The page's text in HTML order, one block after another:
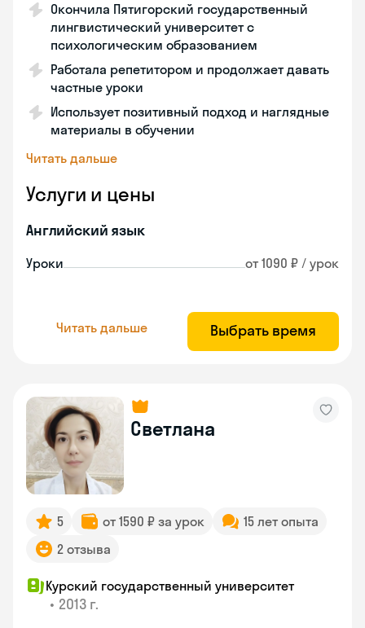
Окончила Пятигорский государственный
лингвистический университет с
психологическим образованием
Работала репетитором и продолжает давать
частные уроки
Использует позитивный подход и наглядные
материалы в обучении
Читать дальше
Услуги и цены
Английский язык
Уроки от 1090 ₽ / урок
Читать дальше Выбрать время
Светлана
5 от 1590 ₽ за урок
15 лет опыта
2 отзыва
Курский государственный университет
• 2013 г.